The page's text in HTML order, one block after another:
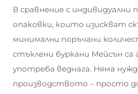
В сравнение с индивидуални
опаковки, които изискват
минимални поръчани
стъклени буркани Мейсън са
употреба веднага. Няма
производството – просто